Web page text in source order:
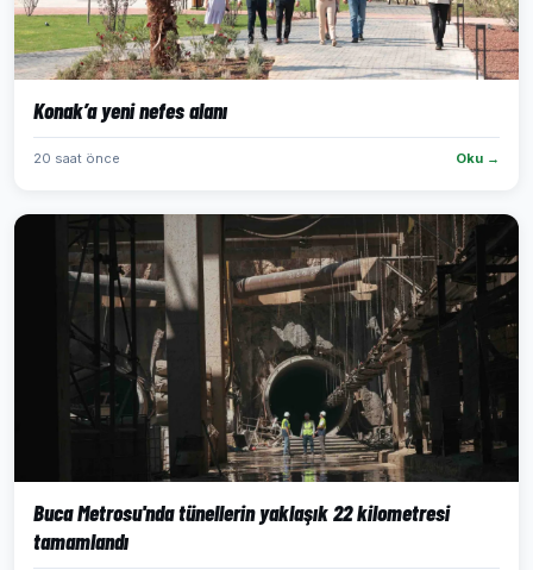
Konak’a yeni nefes alanı
20 saat önce Oku →
Buca Metrosu'nda tünellerin yaklaşık 22 kilometresi
tamamlandı